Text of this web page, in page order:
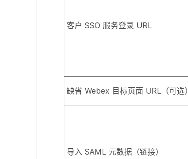
客户 SSO 服务登录 URL
缺省 Webex 目标页面 URL（可选）
导入 SAML 元数据（链接）